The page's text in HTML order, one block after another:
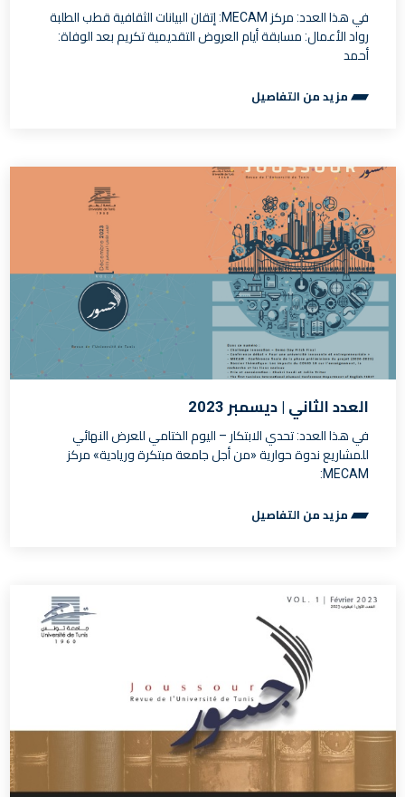
في هذا العدد: مركز MECAM: إتقان البيانات الثقافية قطب الطلبة
رواد الأعمال: مسابقة أيام العروض التقديمية تكريم بعد الوفاة:
أحمد
مزيد من التفاصيل
العدد الثاني | ديسمبر 2023
في هذا العدد: تحدي الابتكار – اليوم الختامي للعرض النهائي
للمشاريع ندوة حوارية «من أجل جامعة مبتكرة وريادية» مركز
MECAM:
مزيد من التفاصيل